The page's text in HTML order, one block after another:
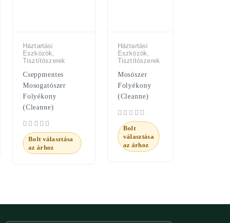
Háztartási
Eszközök,
Tisztítószerek
Cseppmentes
Mosogatószer
Folyékony
(Cleanne)
Bolt választása
az árhoz
Háztartási
Eszközök,
Tisztítószerek
Mosószer
Folyékony
(Cleanne)
Bolt
választása
az árhoz